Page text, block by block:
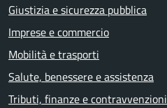
Giustizia e sicurezza pubblica
Imprese e commercio
Mobilità e trasporti
Salute, benessere e assistenza
Tributi, finanze e contravvenzioni